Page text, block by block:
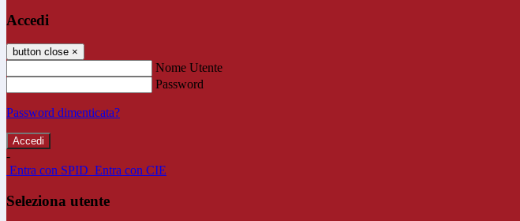
Accedi
button close ×
Nome Utente
Password
Password dimenticata?
-
Entra con SPID Entra con CIE
Seleziona utente